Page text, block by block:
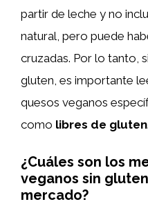
partir de leche y no
natural, pero puede
cruzadas. Por lo tanto,
gluten, es importante
quesos veganos
como libres de gluten.
¿Cuáles son los
veganos sin
mercado?